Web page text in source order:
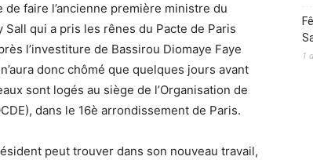
de faire l’ancienne première ministre du
Sall qui a pris les rênes du Pacte de Paris
l’investiture de Bassirou Diomaye Faye
donc chômé que quelques jours avant
sont logés au siège de l’Organisation de
dans le 16è arrondissement de Paris.
peut trouver dans son nouveau travail,
1